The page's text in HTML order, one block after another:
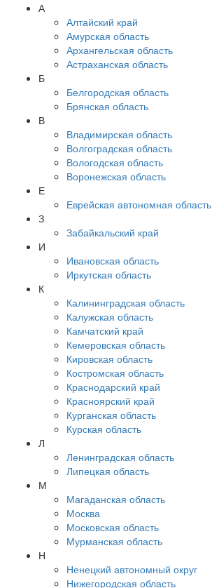
А
Алтайский край
Амурская область
Архангельская область
Астраханская область
Б
Белгородская область
Брянская область
В
Владимирская область
Волгоградская область
Вологодская область
Воронежская область
Е
Еврейская автономная область
З
Забайкальский край
И
Ивановская область
Иркутская область
К
Калининградская область
Калужская область
Камчатский край
Кемеровская область
Кировская область
Костромская область
Краснодарский край
Красноярский край
Курганская область
Курская область
Л
Ленинградская область
Липецкая область
М
Магаданская область
Москва
Московская область
Мурманская область
Н
Ненецкий автономный округ
Нижегородская область